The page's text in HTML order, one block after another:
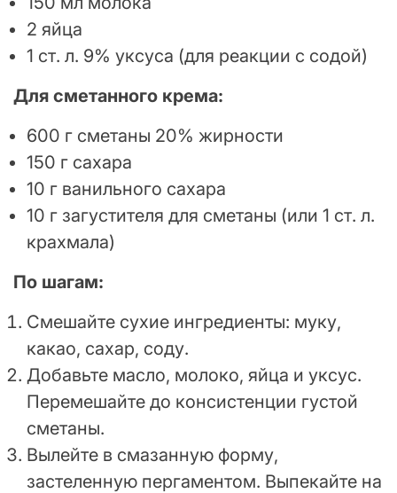
2 яйца
1 ст. л. 9% уксуса (для реакции с содой)
Для сметанного крема:
600 г сметаны 20% жирности
150 г сахара
10 г ванильного сахара
10 г загустителя для сметаны (или 1 ст. л.
крахмала)
По шагам:
Смешайте сухие ингредиенты: муку,
какао, сахар, соду.
Добавьте масло, молоко, яйца и уксус.
Перемешайте до консистенции густой
сметаны.
Вылейте в смазанную форму,
застеленную пергаментом. Выпекайте на